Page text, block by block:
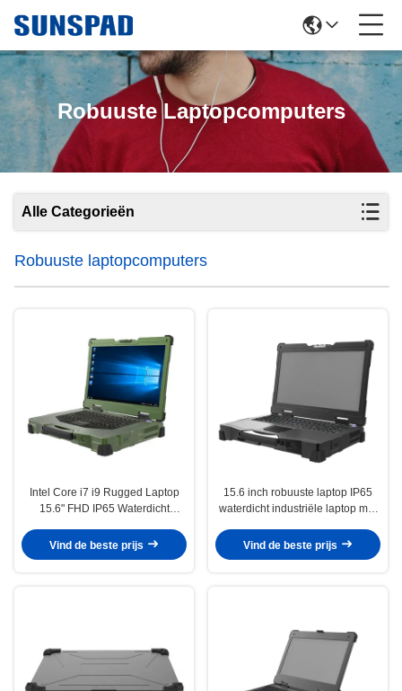
Robuuste Laptopcomputers
Alle Categorieën
Robuuste laptopcomputers
Intel Core i7 i9 Rugged Laptop
15.6" FHD IP65 Waterdicht
Vind de beste prijs
15.6 inch robuuste laptop IP65
waterdicht industriële laptop met
Vind de beste prijs